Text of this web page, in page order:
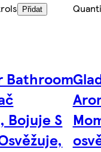
Přidat
Bathroom
Bojuje S